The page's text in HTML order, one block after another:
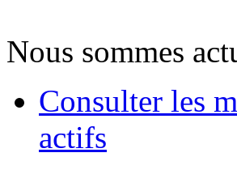
Nous sommes
Consulter les
actifs